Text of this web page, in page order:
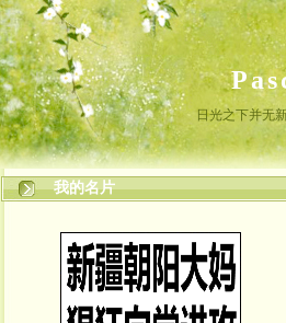
日光之下并无
我的名片